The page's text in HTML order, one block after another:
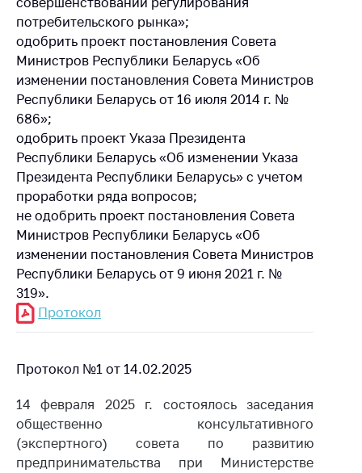
Важное на сайте
Сообщить о росте
цен
Ценообразование
на лекарственные
средства, изделия
медицинского
назначения и
медицинскую
технику
Решение Комиссии
по установлению
факта нарушения
(отсутствия)
нарушения
антимонопольного
законодательства
предупреждения
обсуждение
проектов
Маркировка
потребительского рынка»;
одобрить проект постановления Совета
Министров Республики Беларусь «Об
изменении постановления Совета Министров
Республики Беларусь от 16 июля 2014 г. №
686»;
одобрить проект Указа Президента
Республики Беларусь «Об изменении Указа
Президента Республики Беларусь» с учетом
проработки ряда вопросов;
не одобрить проект постановления Совета
Министров Республики Беларусь «Об
изменении постановления Совета Министров
Республики Беларусь от 9 июня 2021 г. №
319».
Протокол
Протокол №1 от 14.02.2025
14 февраля 2025 г. состоялось заседания
общественно консультативного
(экспертного) совета по развитию
предпринимательства при Министерстве